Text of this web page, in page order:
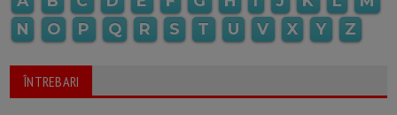
N
O P Q R S T U V X Y Z
ÎNTREBARI